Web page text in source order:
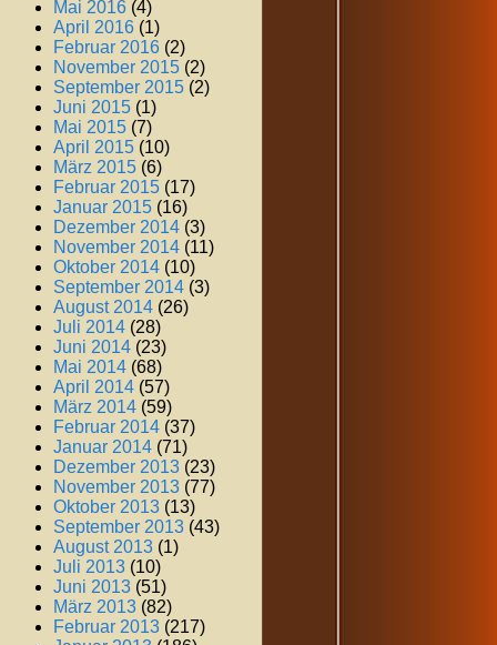
Mai 2016 (4)
April 2016 (1)
Februar 2016 (2)
November 2015 (2)
September 2015 (2)
Juni 2015 (1)
Mai 2015 (7)
April 2015 (10)
März 2015 (6)
Februar 2015 (17)
Januar 2015 (16)
Dezember 2014 (3)
November 2014 (11)
Oktober 2014 (10)
September 2014 (3)
August 2014 (26)
Juli 2014 (28)
Juni 2014 (23)
Mai 2014 (68)
April 2014 (57)
März 2014 (59)
Februar 2014 (37)
Januar 2014 (71)
Dezember 2013 (23)
November 2013 (77)
Oktober 2013 (13)
September 2013 (43)
August 2013 (1)
Juli 2013 (10)
Juni 2013 (51)
März 2013 (82)
Februar 2013 (217)